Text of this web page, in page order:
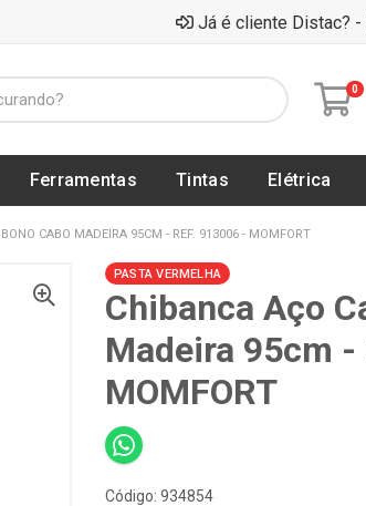
Já é cliente Distac? -
0
Ferramentas Tintas Elétrica
CABO MADEIRA 95CM - REF. 913006 - MOMFORT
PASTA VERMELHA
Chibanca Aço
Madeira 95cm
MOMFORT
Código: 934854